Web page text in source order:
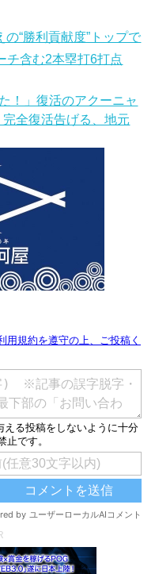
“勝利貢献度”トップで
含む2本塁打6打点
！」復活のアクーニャ
全復活告げる、地元